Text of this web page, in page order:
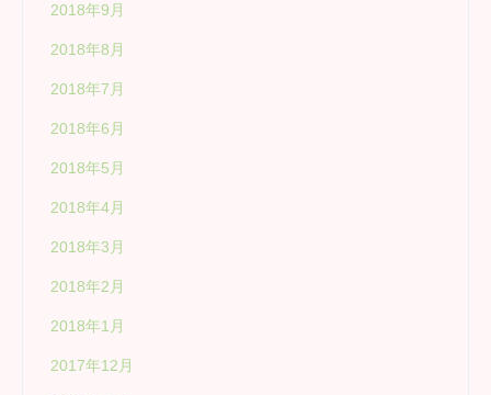
2018年9月
2018年8月
2018年7月
2018年6月
2018年5月
2018年4月
2018年3月
2018年2月
2018年1月
2017年12月